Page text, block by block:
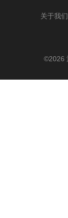
关于我们
©2026